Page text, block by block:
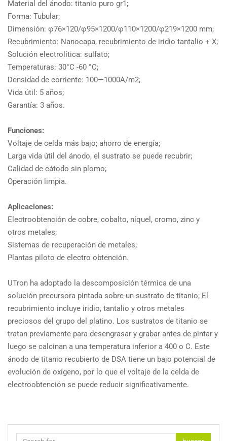
Material del ánodo: titanio puro gr1;
Forma: Tubular;
Dimensión: φ76×120/φ95×1200/φ110×1200/φ219×1200 mm;
Recubrimiento: Nanocapa, recubrimiento de iridio tantalio + X;
Solución electrolítica: sulfato;
Temperaturas: 30°C -60 °C;
Densidad de corriente: 100—1000A/m2;
Vida útil: 5 años;
Garantía: 3 años.
Funciones:
Voltaje de celda más bajo; ahorro de energía;
Larga vida útil del ánodo, el sustrato se puede recubrir;
Calidad de cátodo sin plomo;
Operación limpia.
Aplicaciones:
Electroobtención de cobre, cobalto, níquel, cromo, zinc y
otros metales;
Sistemas de recuperación de metales;
Plantas piloto de electro obtención.
UTron ha adoptado la descomposición térmica de una
solución precursora pintada sobre un sustrato de titanio; El
recubrimiento incluye iridio, tantalio y otros metales
preciosos del grupo del platino. Los sustratos de titanio se
tratan previamente para desengrasar y grabar antes de pintar y
luego se calcinan a una temperatura inferior a 400 o C. Este
ánodo de titanio recubierto de DSA tiene un bajo potencial de
evolución de oxígeno, por lo que el voltaje de la celda de
electroobtención se puede reducir significativamente.